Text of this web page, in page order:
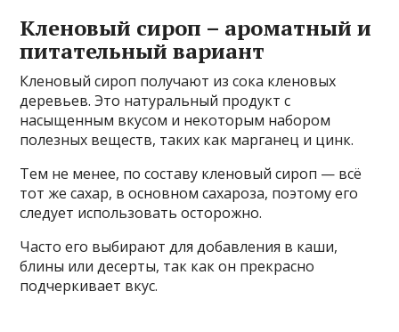
Кленовый сироп – ароматный и
питательный вариант
Кленовый сироп получают из сока кленовых
деревьев. Это натуральный продукт с
насыщенным вкусом и некоторым набором
полезных веществ, таких как марганец и цинк.
Тем не менее, по составу кленовый сироп — всё
тот же сахар, в основном сахароза, поэтому его
следует использовать осторожно.
Часто его выбирают для добавления в каши,
блины или десерты, так как он прекрасно
подчеркивает вкус.